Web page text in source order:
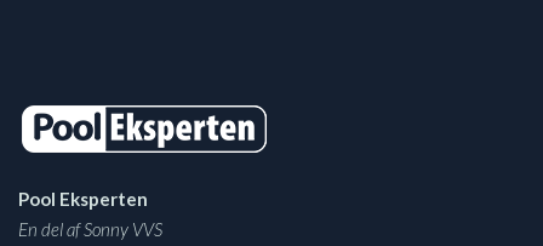
Pool Eksperten
En del af Sonny VVS